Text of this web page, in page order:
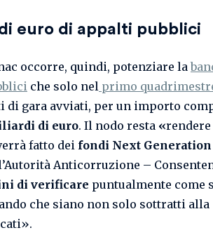
euro di appalti pubblici
occorre, quindi, potenziare la
che solo nel primo
di gara avviati, per un importo
di euro. Il nodo resta «rendere
fatto dei fondi Next Generation
Anticorruzione –
di verificare puntualmente come
che siano non solo sottratti alla